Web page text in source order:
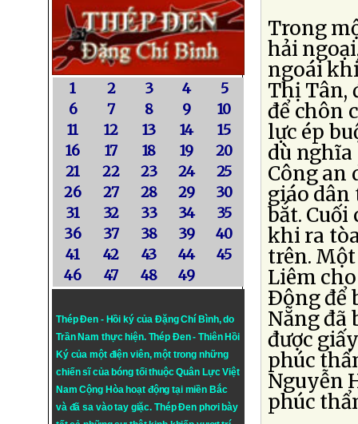
1 2 3 4
5
6
7 8 9
10
11
12 13 14
15
16
17 18 19
20
21
22 23 24
25
26
27 28 29
30
31
32 33 34
35
36
37 38 39
40
41
42 43 44
45
46
47 48 49
Thép Đen - Hồi ký của Đặng Chí Bình, do
Trần Nam thực hiện. Thép Đen- Thiên Hồi
Ký của một điện viên, một trong những
chiến sĩ của bóng tối thuộc Quân Lực Việt
Nam Cộng Hòa hoạt động tại miền Bắc
và đã sa vào tay giặc. Thép Đen phơi bày
Trong
hải
ngoái
Thị Tân,
để chôn
lực ép
dù nghĩa
Công an
giáo dân
bắt.
khi ra
trên.
Liêm
Ðông để
Nẵng đã
được
phúc
Nguyễn
phúc